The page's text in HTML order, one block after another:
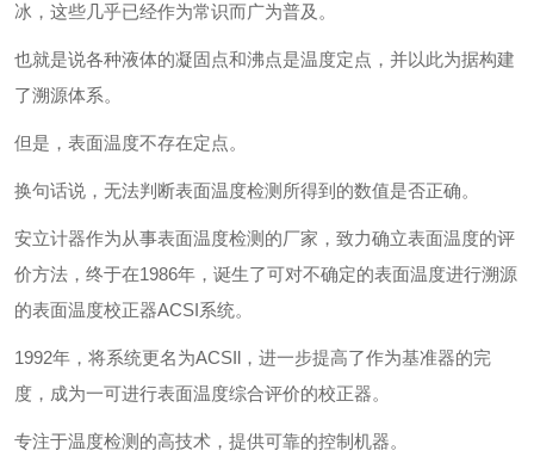
冰，这些几乎已经作为常识而广为普及。
也就是说各种液体的凝固点和沸点是温度定点，并以此为据构建
了溯源体系。
但是，表面温度不存在定点。
换句话说，无法判断表面温度检测所得到的数值是否正确。
安立计器作为从事表面温度检测的厂家，致力确立表面温度的评
价方法，终于在1986年，诞生了可对不确定的表面温度进行溯源
的表面温度校正器ACSI系统。
1992年，将系统更名为ACSIl，进一步提高了作为基准器的完
度，成为一可进行表面温度综合评价的校正器。
专注于温度检测的高技术，提供可靠的控制机器。